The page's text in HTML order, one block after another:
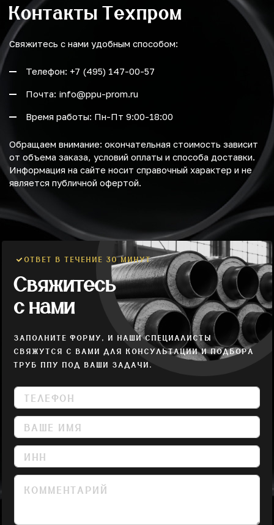
Контакты Техпром
Свяжитесь с нами удобным способом:
Телефон: +7 (495) 147-00-57
Почта: info@ppu-prom.ru
Время работы: Пн-Пт 9:00-18:00
Обращаем внимание: окончательная стоимость зависит
от объема заказа, условий оплаты и способа доставки.
Информация на сайте носит справочный характер и не
является публичной офертой.
ОТВЕТ В ТЕЧЕНИЕ 30 МИНУТ
Свяжитесь
с нами
ЗАПОЛНИТЕ ФОРМУ, И НАШИ СПЕЦИАЛИСТЫ
СВЯЖУТСЯ С ВАМИ ДЛЯ КОНСУЛЬТАЦИИ И ПОДБОРА
ТРУБ ППУ ПОД ВАШИ ЗАДАЧИ.